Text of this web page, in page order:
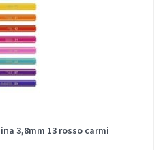
3,8mm 13 rosso carmi